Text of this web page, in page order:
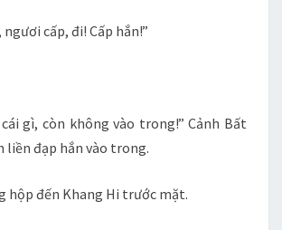
cấp, đi! Cấp hắn!”
gì, còn không vào trong!” Cảnh Bất
liền đạp hắn vào trong.
hộp đến Khang Hi trước mặt.